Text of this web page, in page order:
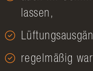
lassen,
regelmäßig